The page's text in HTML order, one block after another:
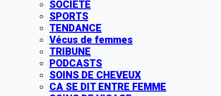
SOCIETE
SPORTS
TENDANCE
Vécus de femmes
TRIBUNE
PODCASTS
SOINS DE CHEVEUX
CA SE DIT ENTRE FEMME